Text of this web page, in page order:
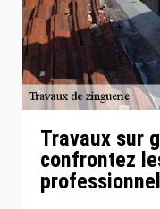
Travaux sur
confrontez